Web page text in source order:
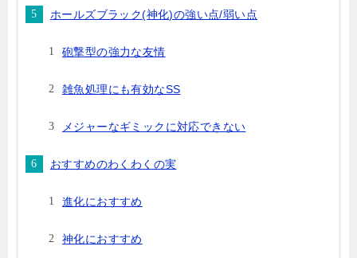
ホールズブラック(神化)の強い点/弱い点
砲撃型の強力な友情
雑魚処理にも有効なSS
メジャーなギミックに対応できない
おすすめのわくわくの実
進化におすすめ
神化におすすめ